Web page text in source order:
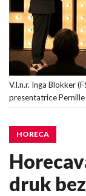
V.l.n.r. Inga Blokker
presentatrice
HORECA
druk